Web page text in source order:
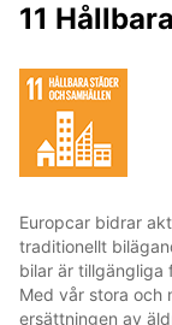
11
Europcar bidrar
traditionellt
bilar är tillgängliga
Med vår stora och
ersättningen av